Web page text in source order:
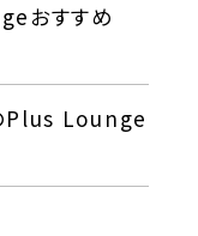
おすすめ
Plus Lounge